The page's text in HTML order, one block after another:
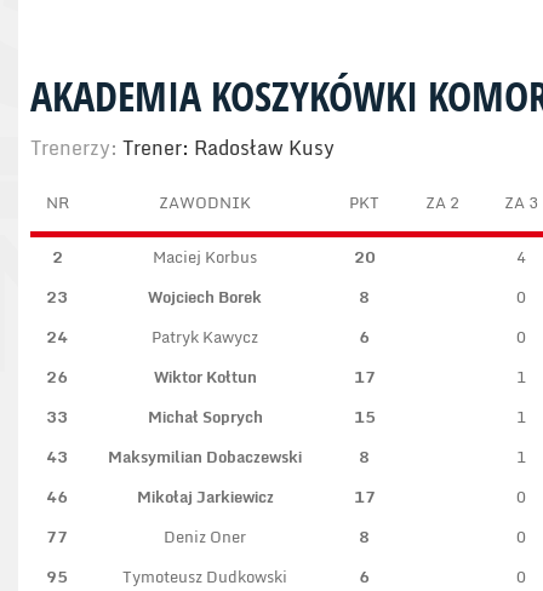
AKADEMIA KOSZYKÓWKI
Trenerzy: Trener: Radosław Kusy
NR ZAWODNIK PKT ZA 2 ZA 3
2 Maciej Korbus 20
4
23
Wojciech Borek 8
0
24
Patryk Kawycz 6
0
26
Wiktor Kołtun 17
1
33
Michał Soprych 15
1
43
Maksymilian Dobaczewski 8
1
46
Mikołaj Jarkiewicz 17
0
77
Deniz Oner 8
0
95
Tymoteusz Dudkowski 6 0